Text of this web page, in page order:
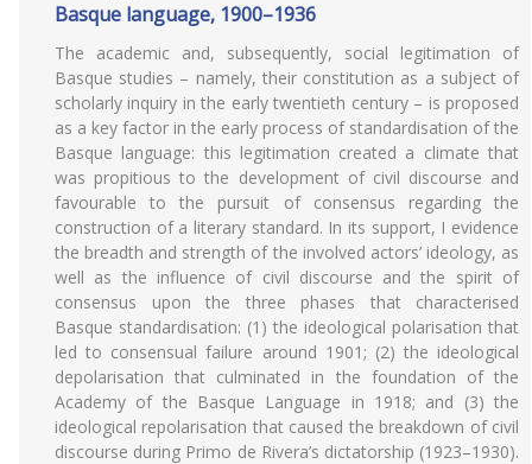
Basque language, 1900–1936
The academic and, subsequently, social legitimation of
Basque studies – namely, their constitution as a subject of
scholarly inquiry in the early twentieth century – is proposed
as a key factor in the early process of standardisation of the
Basque language: this legitimation created a climate that
was propitious to the development of civil discourse and
favourable to the pursuit of consensus regarding the
construction of a literary standard. In its support, I evidence
the breadth and strength of the involved actors’ ideology, as
well as the influence of civil discourse and the spirit of
consensus upon the three phases that characterised
Basque standardisation: (1) the ideological polarisation that
led to consensual failure around 1901; (2) the ideological
depolarisation that culminated in the foundation of the
Academy of the Basque Language in 1918; and (3) the
ideological repolarisation that caused the breakdown of civil
discourse during Primo de Rivera’s dictatorship (1923–1930).